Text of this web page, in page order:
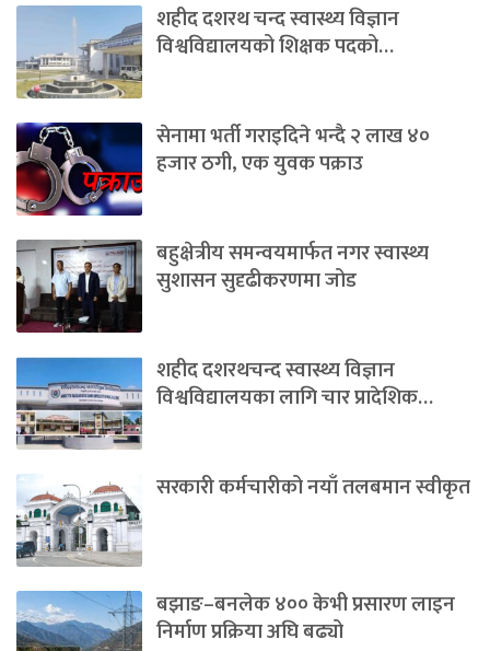
शहीद दशरथ चन्द स्वास्थ्य विज्ञान
विश्वविद्यालयको शिक्षक पदको…
सेनामा भर्ती गराइदिने भन्दै २ लाख ४०
हजार ठगी, एक युवक पक्राउ
बहुक्षेत्रीय समन्वयमार्फत नगर स्वास्थ्य
सुशासन सुदृढीकरणमा जोड
शहीद दशरथचन्द स्वास्थ्य विज्ञान
विश्वविद्यालयका लागि चार प्रादेशिक…
सरकारी कर्मचारीको नयाँ तलबमान स्वीकृत
बझाङ–बनलेक ४०० केभी प्रसारण लाइन
निर्माण प्रक्रिया अघि बढ्यो